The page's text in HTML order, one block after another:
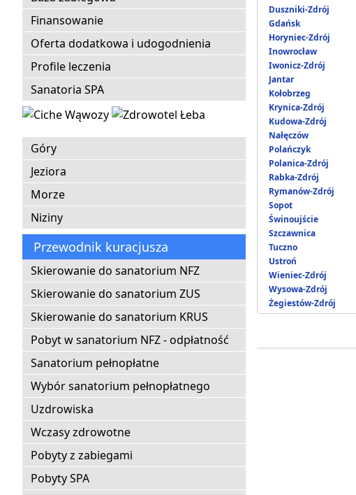
Finansowanie
Oferta dodatkowa i udogodnienia
Profile leczenia
Sanatoria SPA
Góry
Jeziora
Morze
Niziny
Przewodnik kuracjusza
Skierowanie do sanatorium NFZ
Skierowanie do sanatorium ZUS
Skierowanie do sanatorium KRUS
Pobyt w sanatorium NFZ - odpłatność
Sanatorium pełnopłatne
Wybór sanatorium pełnopłatnego
Uzdrowiska
Wczasy zdrowotne
Pobyty z zabiegami
Pobyty SPA
Duszniki-Zdrój
Gdańsk
Horyniec-Zdrój
Inowrocław
Iwonicz-Zdrój
Jantar
Kołobrzeg
Krynica-Zdrój
Kudowa-Zdrój
Nałęczów
Polańczyk
Polanica-Zdrój
Rabka-Zdrój
Rymanów-Zdrój
Sopot
Świnoujście
Szczawnica
Tuczno
Ustroń
Wieniec-Zdrój
Wysowa-Zdrój
Żegiestów-Zdrój